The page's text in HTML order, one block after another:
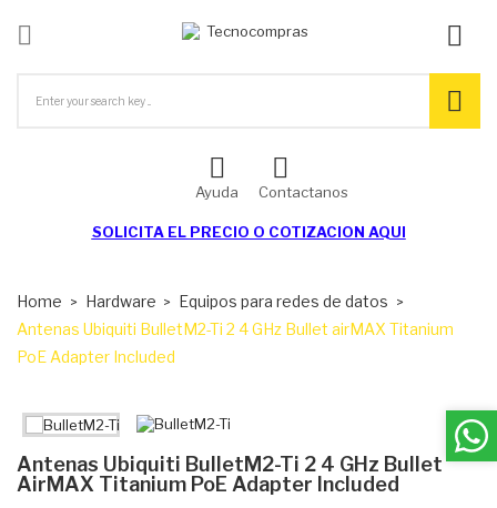

Ayuda Contactanos
SOLICITA EL PRECIO O COTIZACION AQUI
Home Hardware
Equipos para redes de datos
Antenas Ubiquiti BulletM2-Ti 2 4 GHz Bullet airMAX Titanium
PoE Adapter Included
Antenas Ubiquiti BulletM2-Ti 2 4 GHz Bullet
AirMAX Titanium PoE Adapter Included